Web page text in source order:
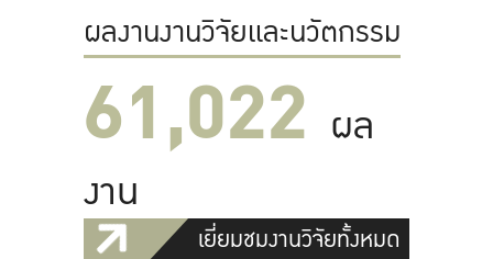
ผลงานงานวิจัยและนวัตกรรม
61,022 ผล
งาน
เยี่ยมชมงานวิจัยทั้งหมด